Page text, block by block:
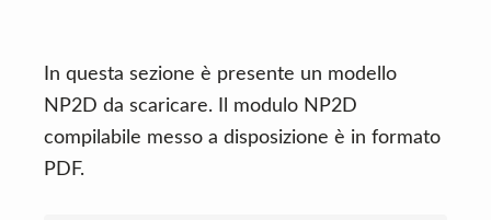
In questa sezione è presente un modello
NP2D da scaricare. Il modulo NP2D
compilabile messo a disposizione è in formato
PDF.